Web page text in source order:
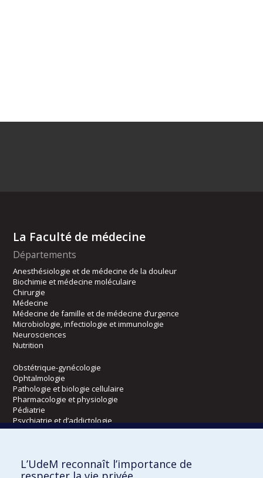
La Faculté de médecine
Départements
Anesthésiologie et de médecine de la douleur
Biochimie et médecine moléculaire
Chirurgie
Médecine
Médecine de famille et de médecine d’urgence
Microbiologie, infectiologie et immunologie
Neurosciences
Nutrition
Obstétrique-gynécologie
Ophtalmologie
Pathologie et biologie cellulaire
Pharmacologie et physiologie
Pédiatrie
Psychiatrie et d’addictologie
Radiologie, radio-oncologie et médecine nucléaire
Écoles
L’UdeM reconnaît l’importance de